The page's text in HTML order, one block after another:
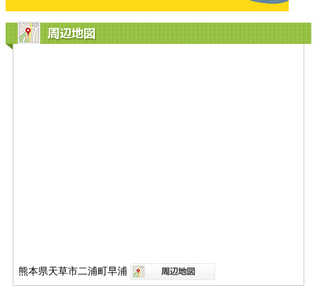
周辺地図
熊本県天草市二浦町早浦